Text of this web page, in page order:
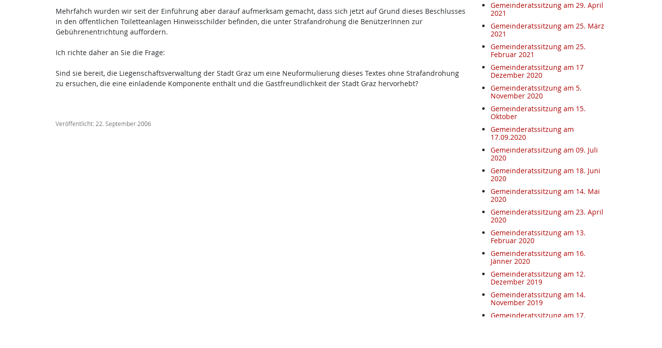
Mehrfahch wurden wir seit der Einführung aber darauf aufmerksam gemacht, dass sich jetzt auf Grund dieses Beschlusses
in den öffentlichen Toiletteanlagen Hinweisschilder befinden, die unter Strafandrohung die BenützerInnen zur
Gebührenentrichtung auffordern.
Ich richte daher an Sie die Frage:
Sind sie bereit, die Liegenschaftsverwaltung der Stadt Graz um eine Neuformulierung dieses Textes ohne Strafandrohung
zu ersuchen, die eine einladende Komponente enthält und die Gastfreundlichkeit der Stadt Graz hervorhebt?
Veröffentlicht: 22. September 2006
Gemeinderatssitzung am 29. April
2021
Gemeinderatssitzung am 25. März
2021
Gemeinderatssitzung am 25.
Februar 2021
Gemeinderatssitzung am 17
Dezember 2020
Gemeinderatssitzung am 5.
November 2020
Gemeinderatssitzung am 15.
Oktober
Gemeinderatssitzung am
17.09.2020
Gemeinderatssitzung am 09. Juli
2020
Gemeinderatssitzung am 18. Juni
2020
Gemeinderatssitzung am 14. Mai
2020
Gemeinderatssitzung am 23. April
2020
Gemeinderatssitzung am 13.
Februar 2020
Gemeinderatssitzung am 16.
Jänner 2020
Gemeinderatssitzung am 12.
Dezember 2019
Gemeinderatssitzung am 14.
November 2019
Gemeinderatssitzung am 17.